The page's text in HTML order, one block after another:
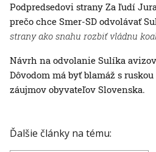
Podpredsedovi strany Za ľudí
prečo chce Smer-SD odvolávať
strany ako snahu rozbiť vládnu
Návrh na odvolanie Sulíka
Dôvodom má byť blamáž s
záujmov obyvateľov Slovenska.
Ďalšie články na tému: